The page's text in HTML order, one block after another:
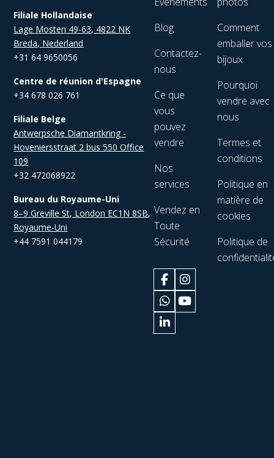
Filiale Hollandaise
Lage Mosten 49-63, 4822 NK
Breda, Nederland
+31 64 9650056
Centre de réunion d'Espagne
+34 678 026 761
Filiale Belge
Antwerpsche Diamantkring -
Hoveniersstraat 2 bus 550 Office
109
+32 472068922
Bureau du Royaume-Uni
8–9 Greville St, London EC1N 8SB,
Royaume-Uni
+44 7591 044179
Blog
Contactez-
nous
Ce que
vous
pouvez
vendre
Nos
services
Vendez en
Toute
Sécurité
Comment
emballer vos
bijoux
Pourquoi
vendre avec
nous
Termes et
conditions
Politique en
matière de
cookies
Politique de